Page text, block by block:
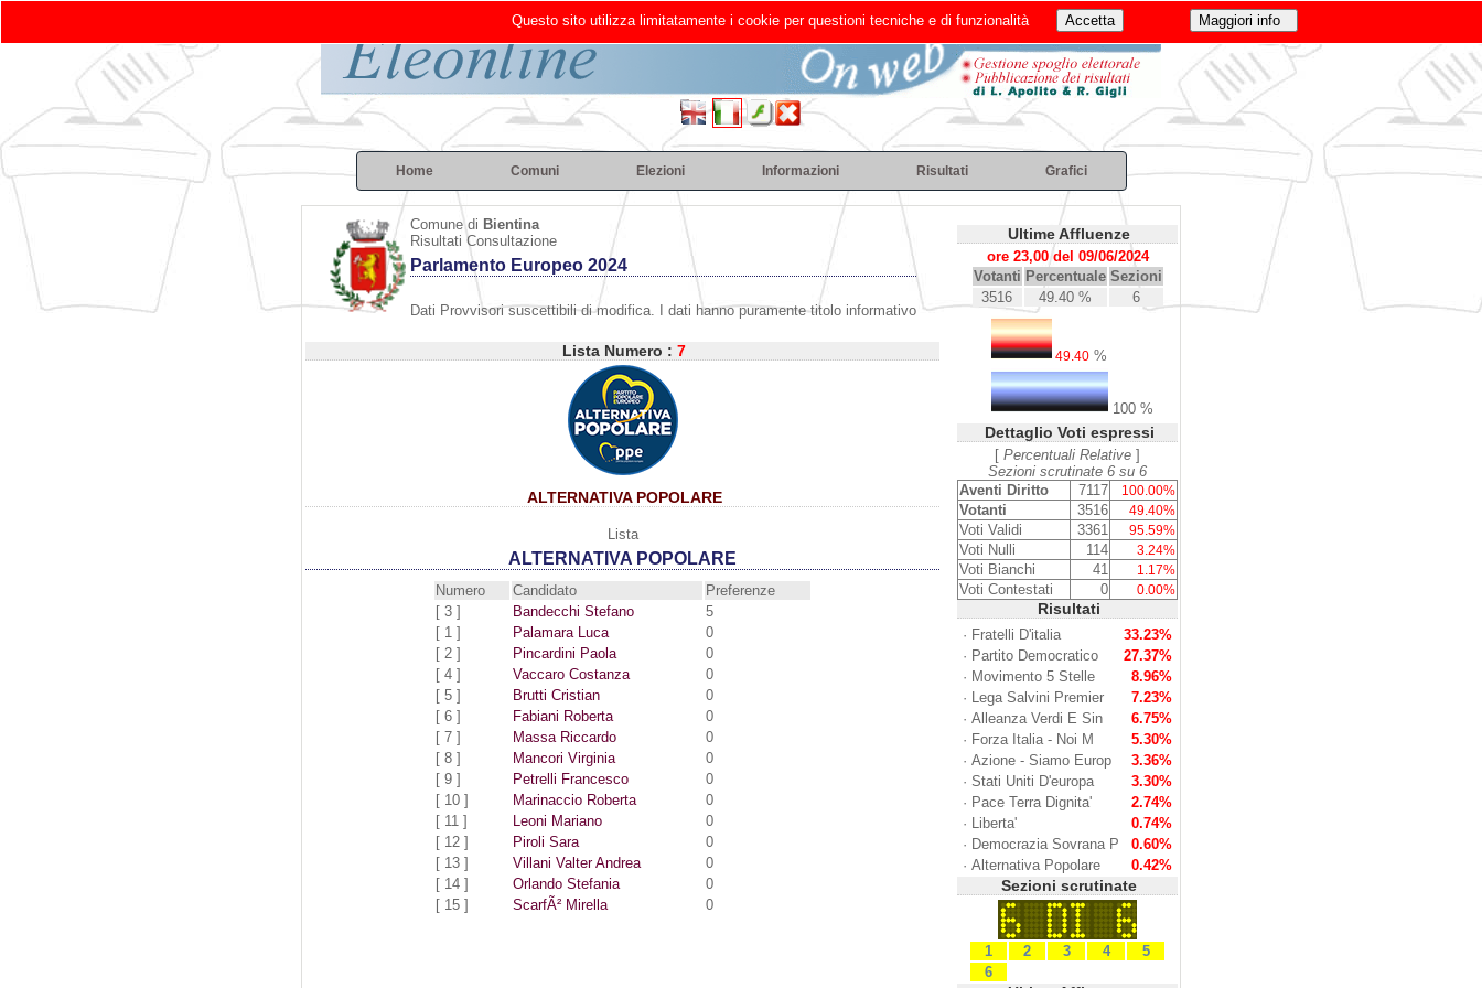
Home Comuni Elezioni Informazioni Risultati Grafici
Comune di Bientina
Risultati Consultazione
Parlamento Europeo 2024
Dati Provvisori suscettibili di modifica. I dati hanno puramente titolo informativo
Lista Numero : 7
ALTERNATIVA POPOLARE
Lista
ALTERNATIVA POPOLARE
Numero Candidato
Preferenze
[ 3 ]
Bandecchi Stefano
5
[ 1 ]
Palamara Luca
0
[ 2 ]
Pincardini Paola
0
[ 4 ]
Vaccaro Costanza
0
[ 5 ]
Brutti Cristian
0
[ 6 ]
Fabiani Roberta
0
[ 7 ]
Massa Riccardo
0
[ 8 ]
Mancori Virginia
0
[ 9 ]
Petrelli Francesco
0
[ 10 ]
Marinaccio Roberta
0
[ 11 ]
Leoni Mariano
0
[ 12 ]
Piroli Sara
0
[ 13 ]
Villani Valter Andrea
0
[ 14 ]
Orlando Stefania
0
[ 15 ]
ScarfÃ² Mirella 0
Ultime Affluenze
ore 23,00 del 09/06/2024
Votanti Percentuale Sezioni
3516
49.40 % 6
49.40%
100 %
Dettaglio Voti espressi
[ Percentuali Relative ]
Sezioni scrutinate 6 su 6
Aventi Diritto
7117 100.00%
Votanti 3516 49.40%
Voti Validi 3361 95.59%
Voti Nulli 114 3.24%
Voti Bianchi 41 1.17%
Voti Contestati 0 0.00%
Risultati
· Fratelli D'italia
33.23%
· Partito Democratico
27.37%
· Movimento 5 Stelle
8.96%
· Lega Salvini Premier
7.23%
· Alleanza Verdi E Sin
6.75%
· Forza Italia - Noi M
5.30%
· Azione - Siamo Europ
3.36%
· Stati Uniti D'europa
3.30%
· Pace Terra Dignita'
2.74%
· Liberta'
0.74%
· Democrazia Sovrana P
0.60%
· Alternativa Popolare 0.42%
Sezioni scrutinate
1 2 3 4
5
6
Questo sito utilizza limitatamente i cookie per questioni tecniche e di funzionalità